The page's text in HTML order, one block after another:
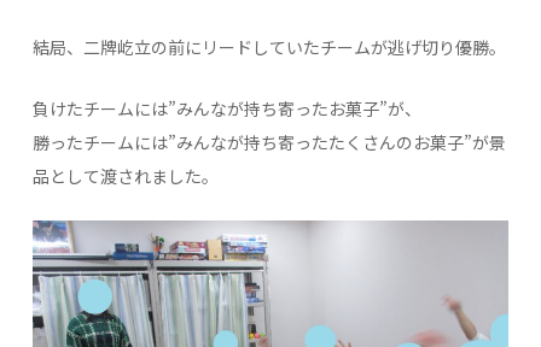
結局、二牌屹立の前にリードしていたチームが逃げ切り優勝。
負けたチームには”みんなが持ち寄ったお菓子”が、
勝ったチームには”みんなが持ち寄ったたくさんのお菓子”が景
品として渡されました。